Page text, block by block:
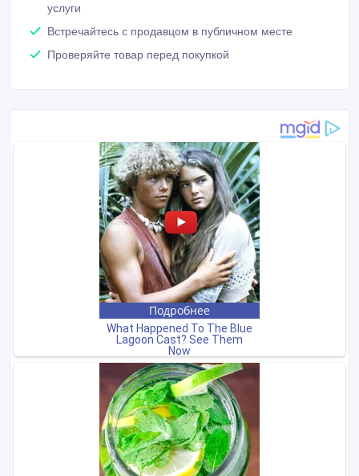
услуги
Встречайтесь с продавцом в публичном месте
Проверяйте товар перед покупкой